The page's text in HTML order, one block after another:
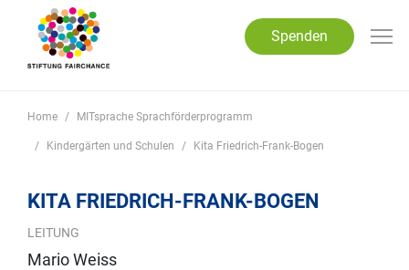
Spenden
Home MITsprache Sprachförderprogramm
Kindergärten und Schulen Kita Friedrich-Frank-Bogen
KITA FRIEDRICH-FRANK-BOGEN
LEITUNG
Mario Weiss